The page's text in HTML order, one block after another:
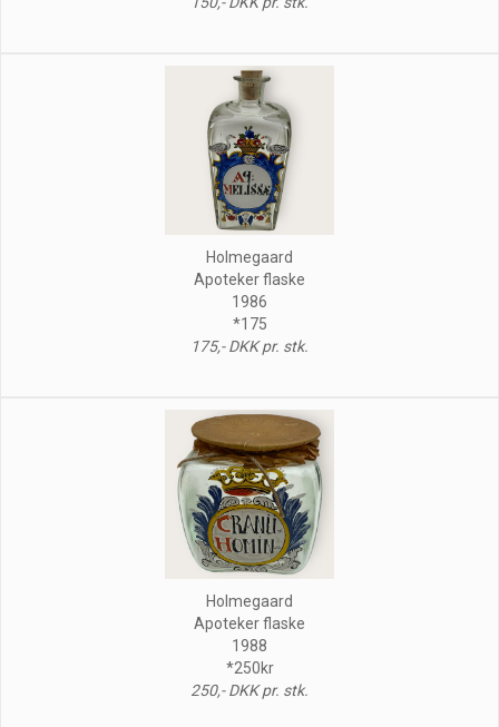
Holmegaard
Apoteker flaske
1986
*175
175,- DKK pr. stk.
Holmegaard
Apoteker flaske
1988
*250kr
250,- DKK pr. stk.